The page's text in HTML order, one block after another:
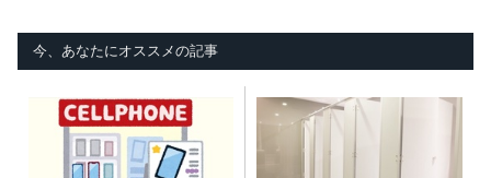
今、あなたにオススメの記事